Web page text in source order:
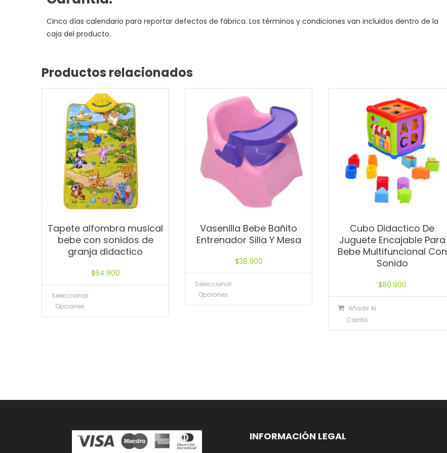
Cinco días calendario para reportar defectos de fábrica. Los términos y condiciones van incluidos dentro de la
caja del producto.
Productos relacionados
Tapete alfombra musical
bebe con sonidos de
granja didactico
$64.900
Seleccionar
Opciones
Vasenilla Bebe Bañito
Entrenador Silla Y Mesa
$38.900
Seleccionar
Opciones
Cubo Didactico De
Juguete Encajable Para
Bebe Multifuncional Con
Sonido
$80.900
Añadir Al
Carrito
INFORMACIÓN LEGAL